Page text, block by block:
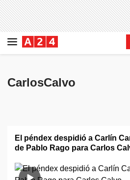
CarlosCalvo
El péndex despidió a Carlín
de Pablo Rago para Carlos